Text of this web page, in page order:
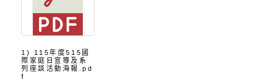
理「普特協作—課程
知能工作坊」
「115年適應運動經
題交流工作坊」活動
轉知教育部國教署生
業發展中心（國立羅
學）辦理「115年度
檢送桃園市政府LED
字稿及LCD託播圖片
檢送桃園市政府LED
1) 115年度515國
際家庭日宣導及系
列座談活動海報.pd
f